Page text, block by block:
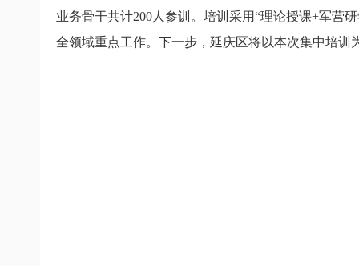
业务骨干共计200人参训。培训采用“理论授课+军营
全领域重点工作。下一步，延庆区将以本次集中培